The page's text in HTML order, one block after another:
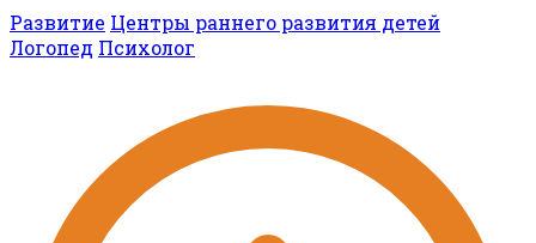
Развитие Центры раннего развития детей
Логопед Психолог